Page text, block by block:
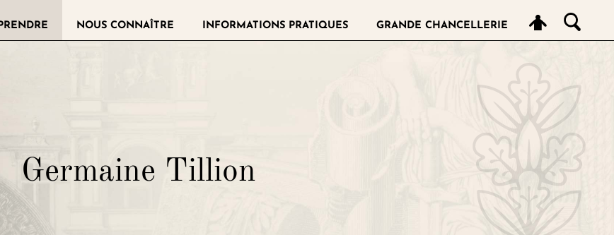
de la Légion d'honneur
NOUS CONNAÎTRE INFORMATIONS PRATIQUES GRANDE CHANCELLERIE
Germaine Tillion